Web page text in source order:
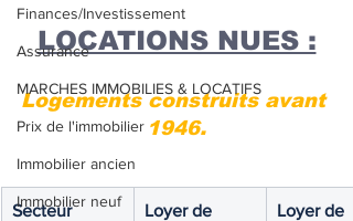
Finances/Investissement
Assurance
MARCHES IMMOBILIES & LOCATIFS
Prix de l'immobilier
Immobilier ancien
Immobilier neuf
LOCATIONS NUES :
Logements construits avant
1946.
Secteur
Loyer de
Loyer de